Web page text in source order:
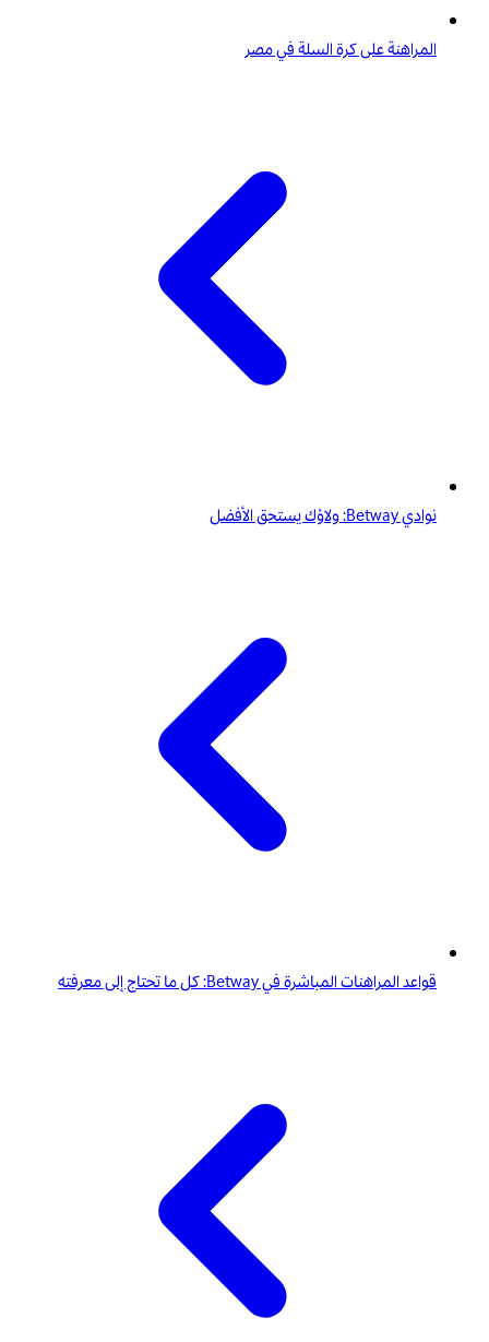
المراهنة على كرة السلة في مصر
نوادي Betway: ولاؤك يستحق الأفضل
قواعد المراهنات المباشرة في Betway: كل ما تحتاج إلى معرفته